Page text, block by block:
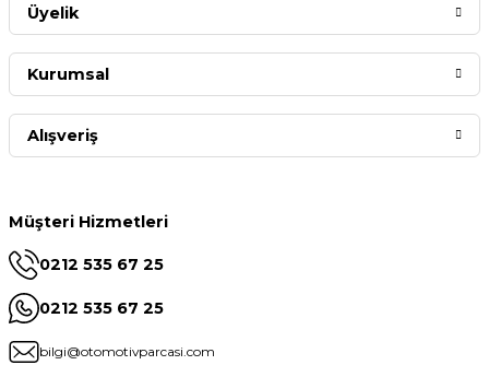
Müşteri Hizmetleri
0212 535 67 25
0212 535 67 25
bilgi@otomotivparcasi.com
Üyelik
Kurumsal
Alışveriş